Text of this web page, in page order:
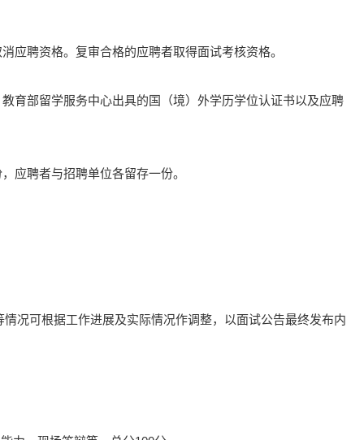
应聘资格。复审合格的应聘者取得面试考核资格。
育部留学服务中心出具的国（境）外学历学位认证书以及应聘
应聘者与招聘单位各留存一份。
况可根据工作进展及实际情况作调整，以面试公告最终发布内